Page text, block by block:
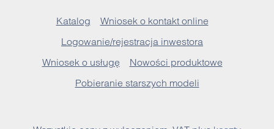
Katalog
Wniosek o kontakt online
Logowanie/rejestracja inwestora
Wniosek o usługę
Nowości produktowe
Pobieranie starszych modeli